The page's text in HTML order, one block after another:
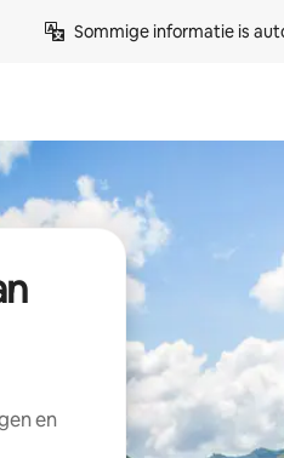
Sommige informatie is
en